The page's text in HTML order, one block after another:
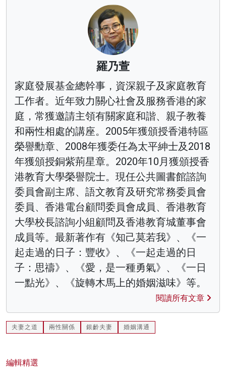
羅乃萱
家庭發展基金總幹事，資深親子及家庭教育
工作者。近年致力關心社會及服務香港的家
庭，常獲邀請主領有關家庭和諧、親子教養
和兩性相處的講座。2005年獲頒授香港特區
榮譽勳章、2008年獲委任為太平紳士及2018
年獲頒授銅紫荊星章。2020年10月獲頒授香
港教育大學榮譽院士。現任公共圖書館諮詢
委員會副主席、語文教育及研究常務委員會
委員、香港電台顧問委員會成員、香港教育
大學校長諮詢小組顧問及香港教育城董事會
成員等。最新著作有《知己莫若我》、《一
起走過的日子：豐收》、《一起走過的日
子：思禱》、《愛，是一種勇氣》、《一日
一點光》、《旋轉木馬上的婚姻滋味》等。
閱讀所有文章
夫妻之道 兩性關係 銀齡夫妻 婚姻溝通
編輯精選